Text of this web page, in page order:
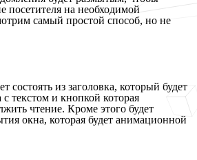
посетителя на необходимой
самый простой способ, но не
состоять из заголовка, который будет
текстом и кнопкой которая
чтение. Кроме этого будет
окна, которая будет анимационной